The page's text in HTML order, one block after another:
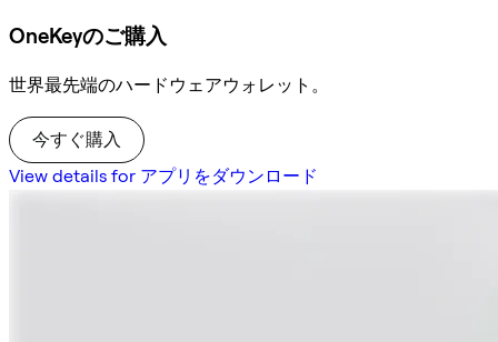
OneKeyのご購入
世界最先端のハードウェアウォレット。
今すぐ購入
View details for アプリをダウンロード